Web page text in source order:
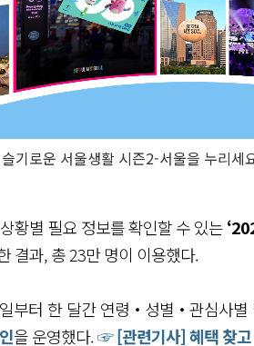
기로운 서울생활 시즌2-서울을 누리세
황별 필요 정보를 확인할 수 있는
결과, 총 23만 명이 이용했다.
부터 한 달간 연령‧성별‧관심사별
을 운영했다.☞ [관련기사] 혜택 찾고